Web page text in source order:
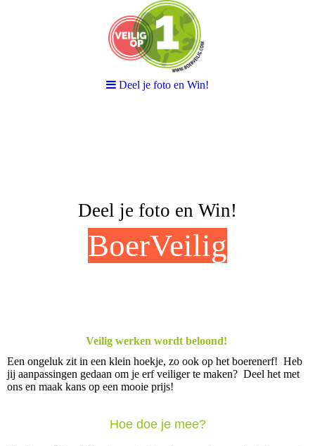
Deel je foto en Win!
BoerVeilig
Veilig werken wordt beloond!
Een ongeluk zit in een klein hoekje, zo ook op het boerenerf! Heb
jij aanpassingen gedaan om je erf veiliger te maken? Deel het met
ons en maak kans op een mooie prijs!
Hoe doe je mee?
Deel je foto en Win!